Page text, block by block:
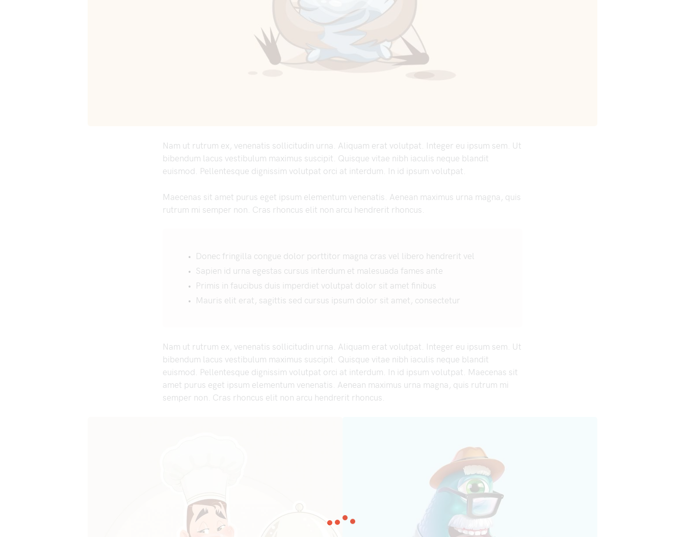
Nam ut rutrum ex, venenatis sollicitudin urna. Aliquam erat volutpat. Integer eu ipsum sem. Ut
bibendum lacus vestibulum maximus suscipit. Quisque vitae nibh iaculis neque blandit
euismod. Pellentesque dignissim volutpat orci at interdum. In id ipsum volutpat.
Maecenas sit amet purus eget ipsum elementum venenatis. Aenean maximus urna magna, quis
rutrum mi semper non. Cras rhoncus elit non arcu hendrerit rhoncus.
Donec fringilla congue dolor porttitor magna cras vel libero hendrerit vel
Sapien id urna egestas cursus interdum et malesuada fames ante
Primis in faucibus duis imperdiet volutpat dolor sit amet finibus
Mauris elit erat, sagittis sed cursus ipsum dolor sit amet, consectetur
Nam ut rutrum ex, venenatis sollicitudin urna. Aliquam erat volutpat. Integer eu ipsum sem. Ut
bibendum lacus vestibulum maximus suscipit. Quisque vitae nibh iaculis neque blandit
euismod. Pellentesque dignissim volutpat orci at interdum. In id ipsum volutpat. Maecenas sit
amet purus eget ipsum elementum venenatis. Aenean maximus urna magna, quis rutrum mi
semper non. Cras rhoncus elit non arcu hendrerit rhoncus.